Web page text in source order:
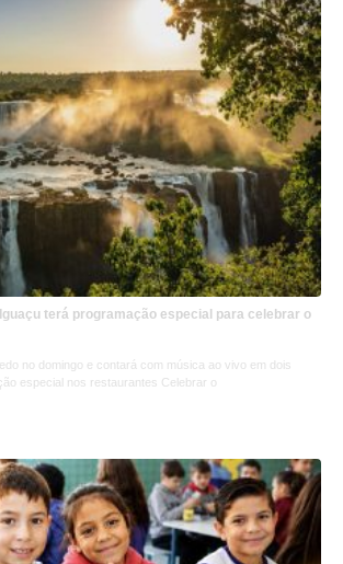
terá programação especial para celebrar o
no domingo e contará com música ao vivo em dois
especial nos restaurantes Celebrar o